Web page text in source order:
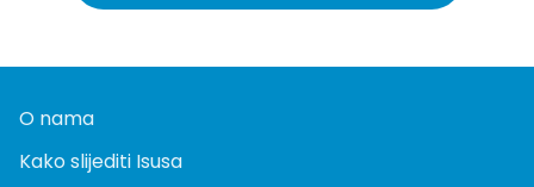
O nama
Kako slijediti Isusa